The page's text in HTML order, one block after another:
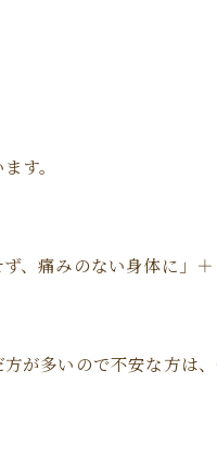
す。
、痛みのない身体に」
が多いので不安な方は、